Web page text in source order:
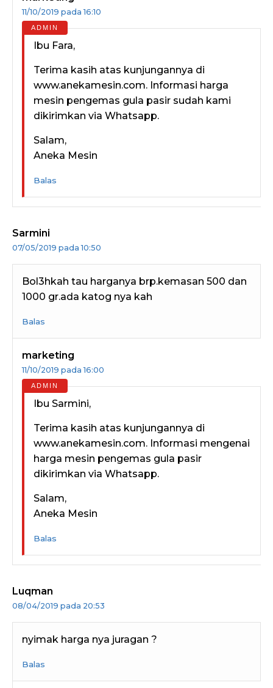
11/10/2019 pada 16:10
Ibu Fara,
Terima kasih atas kunjungannya di
www.anekamesin.com. Informasi harga
mesin pengemas gula pasir sudah kami
dikirimkan via Whatsapp.
Salam,
Aneka Mesin
Balas
Sarmini
07/05/2019 pada 10:50
Bol3hkah tau harganya brp.kemasan 500 dan
1000 gr.ada katog nya kah
Balas
marketing
11/10/2019 pada 16:00
Ibu Sarmini,
Terima kasih atas kunjungannya di
www.anekamesin.com. Informasi mengenai
harga mesin pengemas gula pasir
dikirimkan via Whatsapp.
Salam,
Aneka Mesin
Balas
Luqman
08/04/2019 pada 20:53
nyimak harga nya juragan ?
Balas